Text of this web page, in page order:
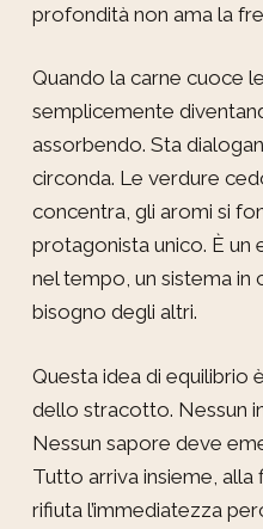
profondità non ama la
Quando la carne cuoce
semplicemente
assorbendo. Sta
circonda. Le verdure
concentra, gli aromi si
protagonista unico. È un
nel tempo, un sistema in
bisogno degli altri.
Questa idea di equilibrio
dello stracotto. Nessun
Nessun sapore deve
Tutto arriva insieme, alla
rifiuta l’immediatezza